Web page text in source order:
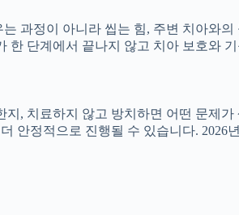
과정이 아니라 씹는 힘, 주변 치아와의
단계에서 끝나지 않고 치아 보호와
, 치료하지 않고 방치하면 어떤 문제가
안정적으로 진행될 수 있습니다. 2026